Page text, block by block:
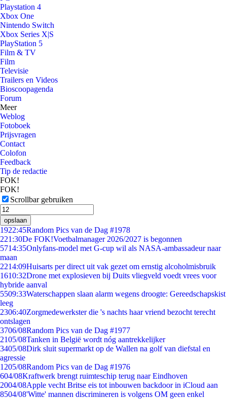
Playstation 4
Xbox One
Nintendo Switch
Xbox Series X|S
PlayStation 5
Film & TV
Film
Televisie
Trailers en Videos
Bioscoopagenda
Forum
Meer
Weblog
Fotoboek
Prijsvragen
Contact
Colofon
Feedback
Tip de redactie
FOK!
FOK!
Scrollbar gebruiken
opslaan
1922:45Random Pics van de Dag #1978
221:30De FOK!Voetbalmanager 2026/2027 is begonnen
5714:35Onlyfans-model met G-cup wil als NASA-ambassadeur naar
maan
2214:09Huisarts per direct uit vak gezet om ernstig alcoholmisbruik
1610:32Drone met explosieven bij Duits vliegveld voedt vrees voor
hybride aanval
5509:33Waterschappen slaan alarm wegens droogte: Gereedschapskist
leeg
2306:40Zorgmedewerkster die 's nachts haar vriend bezocht terecht
ontslagen
3706/08Random Pics van de Dag #1977
2105/08Tanken in België wordt nóg aantrekkelijker
3405/08Dirk sluit supermarkt op de Wallen na golf van diefstal en
agressie
1205/08Random Pics van de Dag #1976
604/08Kraftwerk brengt ruimteschip terug naar Eindhoven
2004/08Apple vecht Britse eis tot inbouwen backdoor in iCloud aan
8504/08'Witte' mannen discrimineren is volgens OM geen enkel